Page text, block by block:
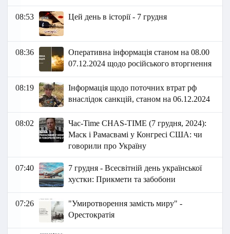
08:53 Цей день в історії - 7 грудня
08:36
Оперативна інформація станом на 08.00
07.12.2024 щодо російського вторгнення
08:19
Інформація щодо поточних втрат рф
внаслідок санкцій, станом на 06.12.2024
08:02
Час-Time CHAS-TIME (7 грудня, 2024):
Маск і Рамасвамі у Конгресі США: чи
говорили про Україну
07:40
7 грудня - Всесвітній день української
хустки: Прикмети та забобони
07:26
"Умиротворення замість миру" -
Орестократія